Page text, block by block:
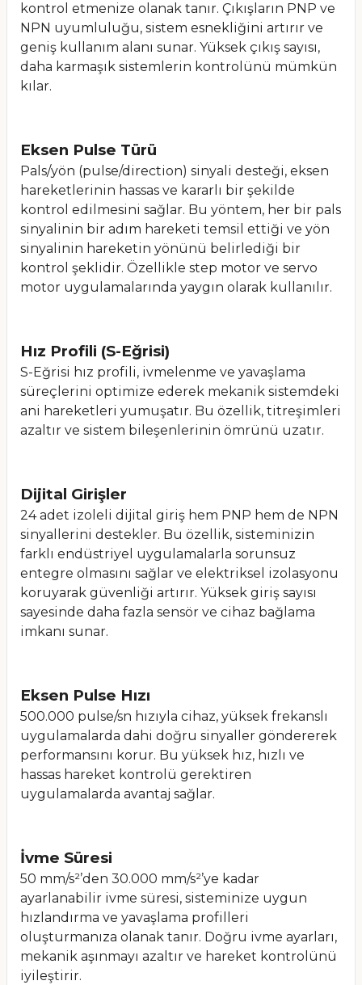
kontrol etmenize olanak tanır. Çıkışların PNP ve
NPN uyumluluğu, sistem esnekliğini artırır ve
geniş kullanım alanı sunar. Yüksek çıkış sayısı,
daha karmaşık sistemlerin kontrolünü mümkün
kılar.
Eksen Pulse Türü
Pals/yön (pulse/direction) sinyali desteği, eksen
hareketlerinin hassas ve kararlı bir şekilde
kontrol edilmesini sağlar. Bu yöntem, her bir pals
sinyalinin bir adım hareketi temsil ettiği ve yön
sinyalinin hareketin yönünü belirlediği bir
kontrol şeklidir. Özellikle step motor ve servo
motor uygulamalarında yaygın olarak kullanılır.
Hız Profili (S-Eğrisi)
S-Eğrisi hız profili, ivmelenme ve yavaşlama
süreçlerini optimize ederek mekanik sistemdeki
ani hareketleri yumuşatır. Bu özellik, titreşimleri
azaltır ve sistem bileşenlerinin ömrünü uzatır.
Dijital Girişler
24 adet izoleli dijital giriş hem PNP hem de NPN
sinyallerini destekler. Bu özellik, sisteminizin
farklı endüstriyel uygulamalarla sorunsuz
entegre olmasını sağlar ve elektriksel izolasyonu
koruyarak güvenliği artırır. Yüksek giriş sayısı
sayesinde daha fazla sensör ve cihaz bağlama
imkanı sunar.
Eksen Pulse Hızı
500.000 pulse/sn hızıyla cihaz, yüksek frekanslı
uygulamalarda dahi doğru sinyaller göndererek
performansını korur. Bu yüksek hız, hızlı ve
hassas hareket kontrolü gerektiren
uygulamalarda avantaj sağlar.
İvme Süresi
50 mm/s²’den 30.000 mm/s²’ye kadar
ayarlanabilir ivme süresi, sisteminize uygun
hızlandırma ve yavaşlama profilleri
oluşturmanıza olanak tanır. Doğru ivme ayarları,
mekanik aşınmayı azaltır ve hareket kontrolünü
iyileştirir.